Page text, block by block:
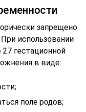
запрещено
использовании
гестационной
в виде:
поле родов;